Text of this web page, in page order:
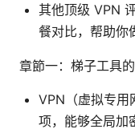
其他顶级 VPN
餐对比，帮助你
章節一：梯子工具
VPN（虚拟专用
项，能够全局加